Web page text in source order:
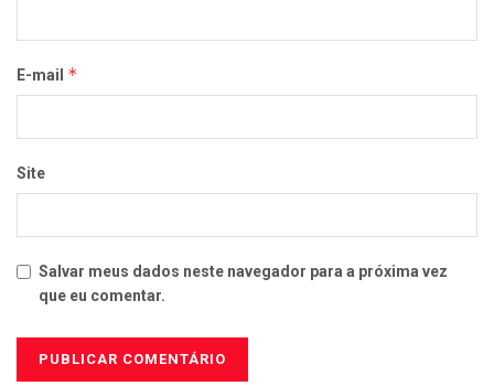
E-mail *
Site
Salvar meus dados neste navegador para a próxima vez
que eu comentar.